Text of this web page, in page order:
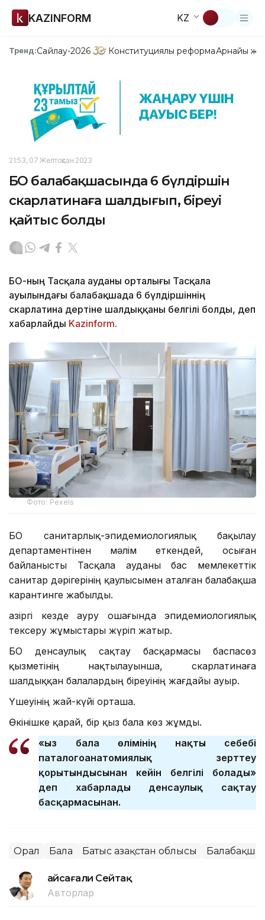
KAZINFORM KZ
Тренд:Сайлау-2026 Конституциялық реформаАрнайы
21:53, 07 Желтоқсан 2023
БҚО балабақшасында 6 бүлдіршін
скарлатинаға шалдығып, біреуі
қайтыс болды
БҚО-ның Тасқала ауданы орталығы Тасқала
ауылындағы балабақшада 6 бүлдіршіннің
скарлатина дертіне шалдыққаны белгілі болды, деп
хабарлайды Kazinform.
Фото: Pexels
БҚО санитарлық-эпидемиологиялық бақылау
департаментінен мәлім еткендей, осыған
байланысты Тасқала ауданы бас мемлекеттік
санитар дәрігерінің қаулысымен аталған балабақша
карантинге жабылды.
Қазіргі кезде ауру ошағында эпидемиологиялық
тексеру жұмыстары жүріп жатыр.
БҚО денсаулық сақтау басқармасы баспасөз
қызметінің нақтылауынша, скарлатинаға
шалдыққан балалардың біреуінің жағдайы ауыр.
Үшеуінің жай-күйі орташа.
Өкінішке қарай, бір қыз бала көз жұмды.
«Қыз бала өлімінің нақты себебі
паталогоанатомиялық зерттеу
қорытындысынан кейін белгілі болады»
деп хабарлады денсаулық сақтау
басқармасынан.
Орал Бала Батыс Қазақстан облысы Балабақша
Ғайсағали Сейтақ
Авторлар